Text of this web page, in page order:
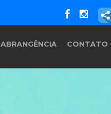
ABRANGÊNCIA CONTATO